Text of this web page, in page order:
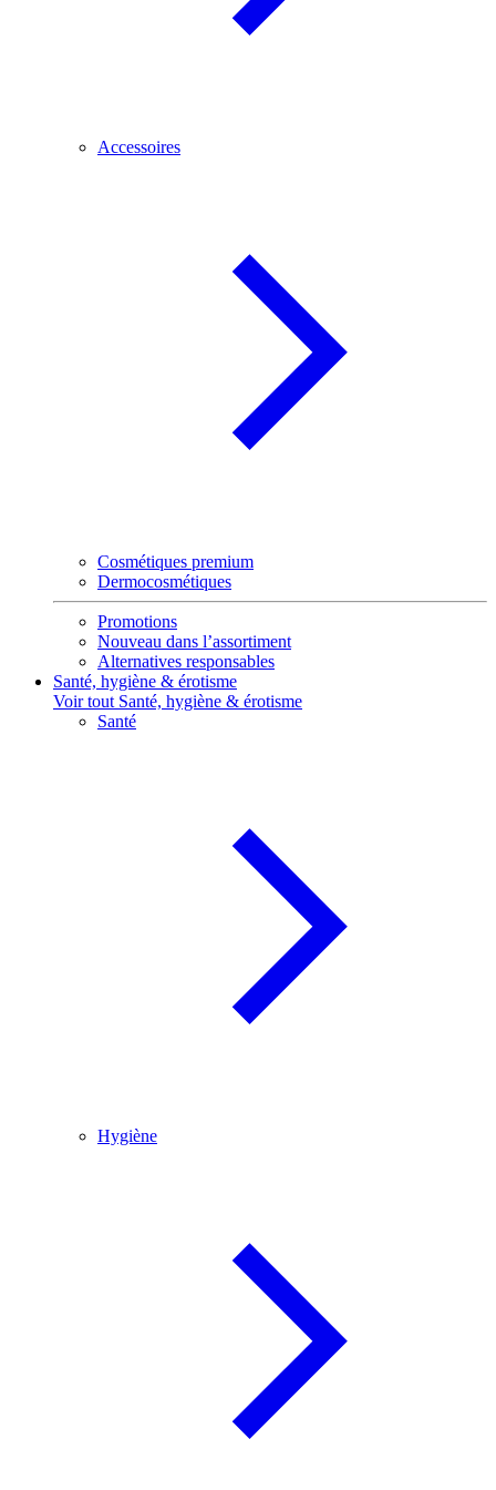
Accessoires
Cosmétiques premium
Dermocosmétiques
Promotions
Nouveau dans l’assortiment
Alternatives responsables
Santé, hygiène & érotisme
Voir tout Santé, hygiène & érotisme
Santé
Hygiène